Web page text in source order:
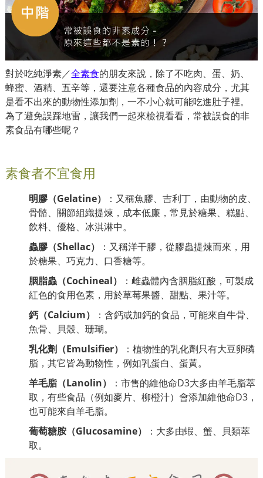
對於吃純淨素／全素食的朋友來說，除了不吃肉、蛋、奶、
蜂蜜、酒精、五辛等，還要注意各種食品的內容成分， 尤其
是看不出來的動物性添加劑，一不小心就可能吃進肚子裡。
為了避免誤踩地雷，讓我們一起來檢視看看，常被誤食的非
素食品有哪些呢？
素食者不宜食用
明膠（Gelatine）
：又稱魚膠、吉利丁，由動物的皮、
骨骼、關節組織提煉，成本低廉，常見於糖果、糕點、
飲料、優格、冰淇淋中。
蟲膠（Shellac）
：又稱洋干膠，從膠蟲提煉而來，用
於糖果、巧克力、口香糖等。
胭脂蟲（Cochineal）
：雌蟲體內含胭脂紅酸，可製成
紅色的食用色素，用於草莓果醬、甜點、果汁等。
鈣（Calcium）
：含鈣或加鈣的食品，可能來自牛骨、
魚骨、貝殼、珊瑚。
乳化劑（Emulsifier）
：植物性的乳化劑只有大豆卵磷
脂，其它皆為動物性，例如乳蛋白、蛋黃。
羊毛脂（Lanolin）
：市售的維他命D3大多由羊毛脂萃
取，有些食品（例如麥片、柳橙汁）會添加維他命D3，
也可能來自羊毛脂。
葡萄糖胺（Glucosamine）
：大多由蝦、蟹、貝類萃
取。